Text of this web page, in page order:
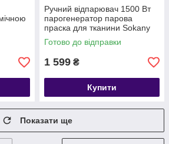
Ручний відпарювач 1500 Вт
парогенератор парова
праска для тканини Sokany
SK-12003
Готово до відправки
1 599 ₴
Купити
Показати ще